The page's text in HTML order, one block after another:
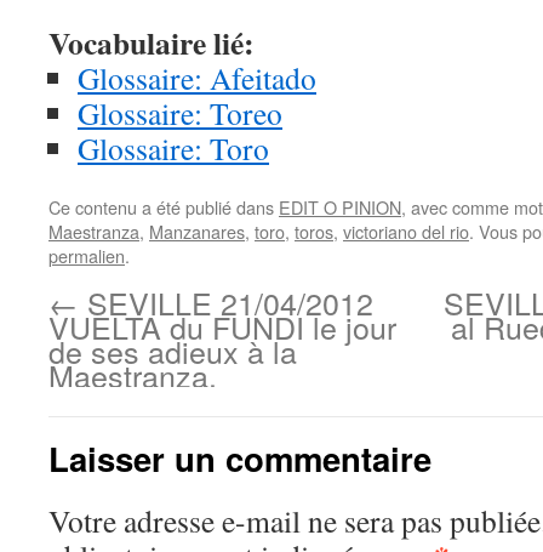
Vocabulaire lié:
Glossaire: Afeitado
Glossaire: Toreo
Glossaire: Toro
Ce contenu a été publié dans EDIT O PINION, avec comme
Maestranza, Manzanares, toro, toros, victoriano del rio. Vous
permalien.
← SEVILLE 21/04/2012
VUELTA du FUNDI le jour
de ses adieux à la
Maestranza.
al
Laisser un commentaire
Votre adresse e-mail ne sera pas